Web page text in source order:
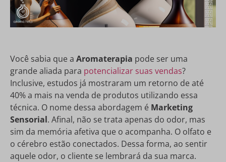
Você sabia que a Aromaterapia pode ser uma
grande aliada para potencializar suas vendas?
Inclusive, estudos já mostraram um retorno de até
40% a mais na venda de produtos utilizando essa
técnica. O nome dessa abordagem é Marketing
Sensorial. Afinal, não se trata apenas do odor, mas
sim da memória afetiva que o acompanha. O olfato e
o cérebro estão conectados. Dessa forma, ao sentir
aquele odor, o cliente se lembrará da sua marca.